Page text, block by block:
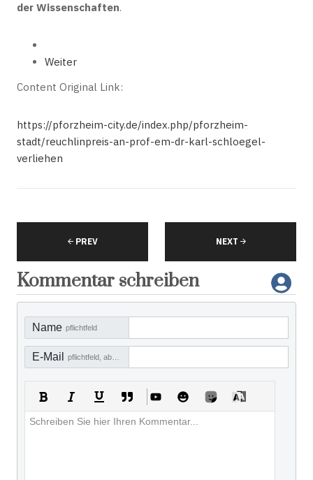
der Wissenschaften.
Weiter
Content Original Link:
https://pforzheim-city.de/index.php/pforzheim-
stadt/reuchlinpreis-an-prof-em-dr-karl-schloegel-
verliehen
PREV NEXT
Kommentar schreiben
Name pflichtfeld
E-Mail